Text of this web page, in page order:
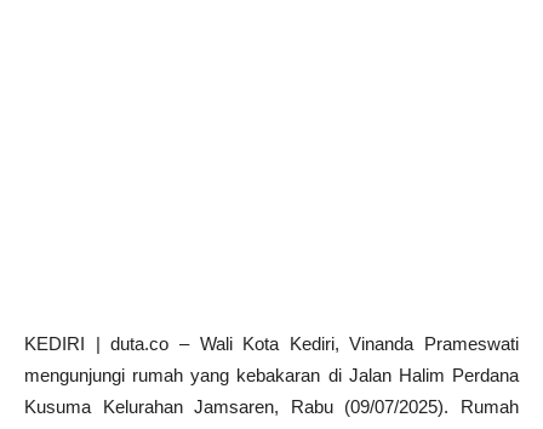
KEDIRI | duta.co – Wali Kota Kediri, Vinanda Prameswati
mengunjungi rumah yang kebakaran di Jalan Halim Perdana
Kusuma Kelurahan Jamsaren, Rabu (09/07/2025). Rumah